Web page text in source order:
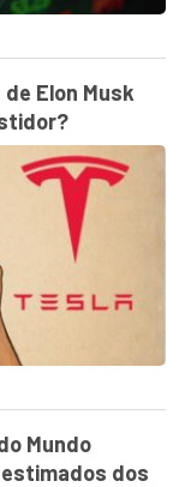
Elon Musk
Mundo
dos